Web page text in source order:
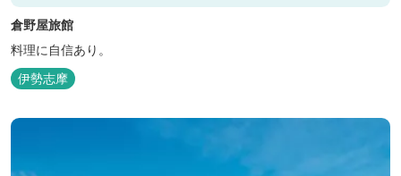
倉野屋旅館
料理に自信あり。
伊勢志摩